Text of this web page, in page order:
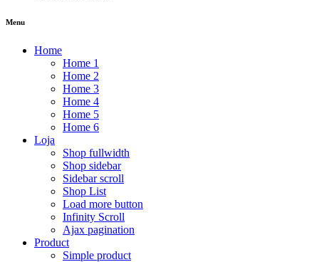
Menu
Home
Home 1
Home 2
Home 3
Home 4
Home 5
Home 6
Loja
Shop fullwidth
Shop sidebar
Sidebar scroll
Shop List
Load more button
Infinity Scroll
Ajax pagination
Product
Simple product